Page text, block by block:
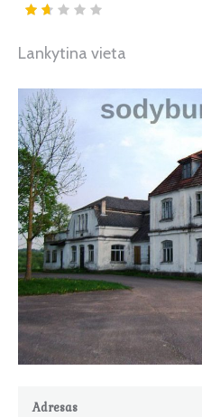
Lankytina vieta
Adresas